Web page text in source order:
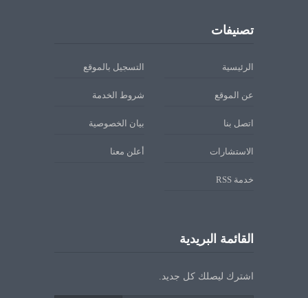
تصنيفات
الرئيسية التسجيل بالموقع
عن الموقع شروط الخدمة
اتصل بنا بيان الخصوصية
الاستشارات أعلن معنا
خدمة RSS
القائمة البريدية
اشترك ليصلك كل جديد.